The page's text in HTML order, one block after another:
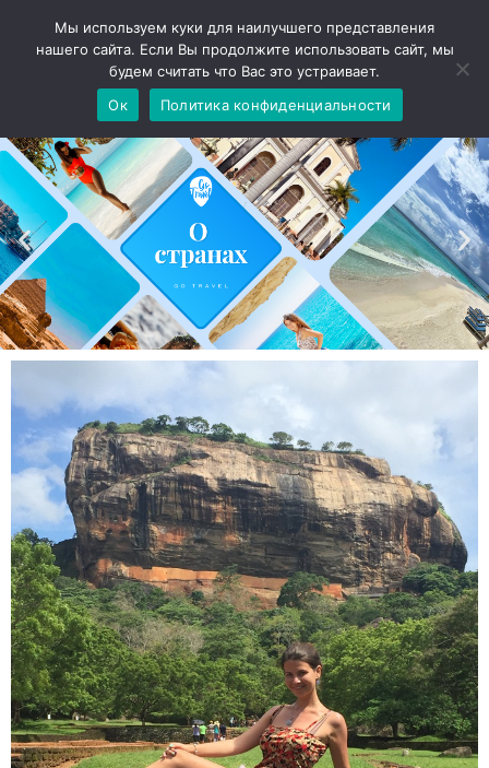
Мы используем куки для наилучшего представления
нашего сайта. Если Вы продолжите использовать сайт, мы
будем считать что Вас это устраивает.
Ок
Политика конфиденциальности